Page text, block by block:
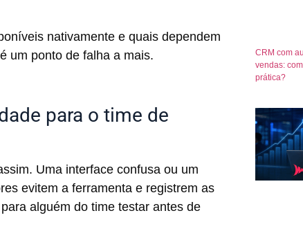
nativamente e quais dependem
um ponto de falha a mais.
para o time de
Uma interface confusa ou um
evitem a ferramenta e registrem as
alguém do time testar antes de
CRM com
vendas:
prática?